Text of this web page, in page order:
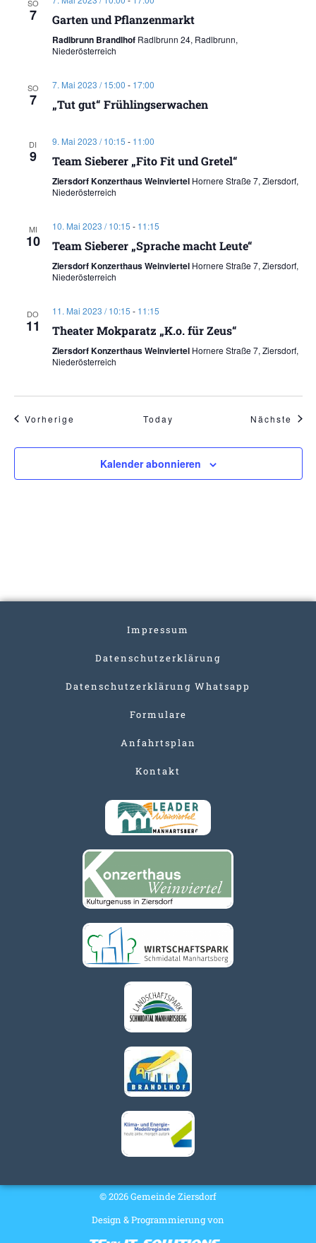
SO
7 Garten und Pflanzenmarkt
Radlbrunn Brandlhof Radlbrunn 24, Radlbrunn,
Niederösterreich
SO
7
7. Mai 2023 / 15:00 - 17:00
„Tut gut“ Frühlingserwachen
DI
9
9. Mai 2023 / 10:15 - 11:00
Team Sieberer „Fito Fit und Gretel“
Ziersdorf Konzerthaus Weinviertel Hornere Straße 7, Ziersdorf,
Niederösterreich
MI
10
10. Mai 2023 / 10:15 - 11:15
Team Sieberer „Sprache macht Leute“
Ziersdorf Konzerthaus Weinviertel Hornere Straße 7, Ziersdorf,
Niederösterreich
DO
11
11. Mai 2023 / 10:15 - 11:15
Theater Mokparatz „K.o. für Zeus“
Ziersdorf Konzerthaus Weinviertel Hornere Straße 7, Ziersdorf,
Niederösterreich
Vorherige VeranstaltungenToday Nächste
Kalender abonnieren
Impressum
Datenschutzerklärung
Datenschutzerklärung Whatsapp
Formulare
Anfahrtsplan
Kontakt
© 2026 Gemeinde Ziersdorf
Design & Programmierung von